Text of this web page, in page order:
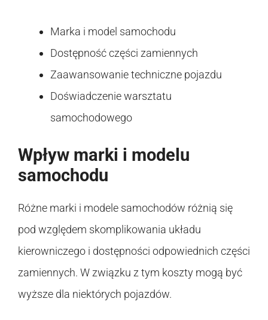
Marka i model samochodu
Dostępność części zamiennych
Zaawansowanie techniczne pojazdu
Doświadczenie warsztatu
samochodowego
Wpływ marki i modelu
samochodu
Różne marki i modele samochodów różnią się
pod względem skomplikowania układu
kierowniczego i dostępności odpowiednich części
zamiennych. W związku z tym koszty mogą być
wyższe dla niektórych pojazdów.